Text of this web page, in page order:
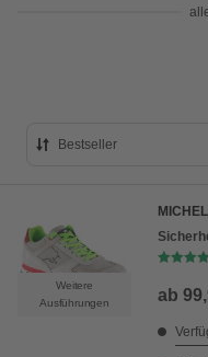
Bestseller
Preis aufsteigend
Preis absteigend
Bewertung
Weitere
Ausführungen
ab